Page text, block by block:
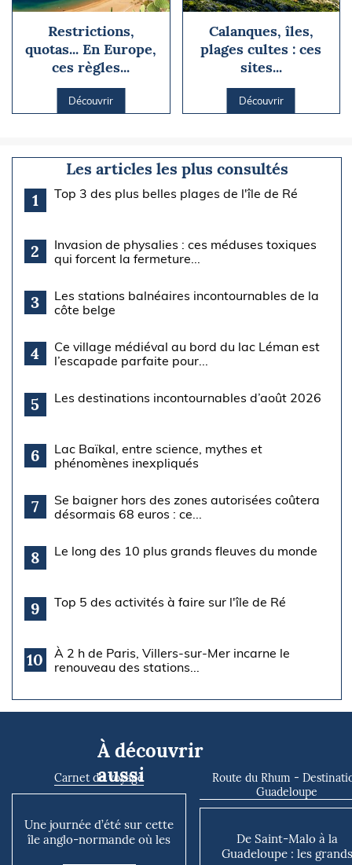
Restrictions,
quotas... En Europe,
ces règles...
Découvrir
Calanques, îles,
plages cultes : ces
sites...
Découvrir
Les articles les plus consultés
1
Top 3 des plus belles plages de l'île de Ré
2
Invasion de physalies : ces méduses toxiques
qui forcent la fermeture...
3
Les stations balnéaires incontournables de la
côte belge
4
Ce village médiéval au bord du lac Léman est
l’escapade parfaite pour...
5 Les destinations incontournables d’août 2026
6
Lac Baïkal, entre science, mythes et
phénomènes inexpliqués
7
Se baigner hors des zones autorisées coûtera
désormais 68 euros : ce...
8 Le long des 10 plus grands fleuves du monde
9 Top 5 des activités à faire sur l'île de Ré
10
À 2 h de Paris, Villers-sur-Mer incarne le
renouveau des stations...
À découvrir
aussi
Carnet de voyage
Une journée d’été sur cette
île anglo-normande où les
Route du Rhum -
Guadeloupe
De Saint-Malo à la
Guadeloupe : les grands